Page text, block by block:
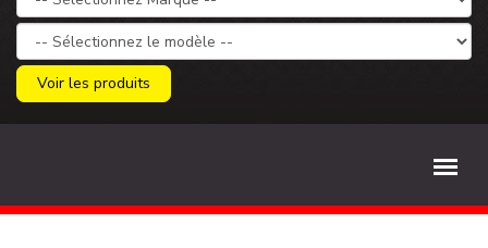
Voir les produits